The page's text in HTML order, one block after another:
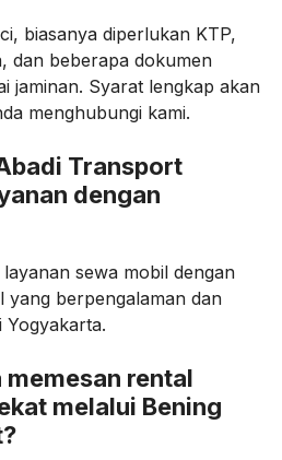
biasanya diperlukan KTP,
dan beberapa dokumen
jaminan. Syarat lengkap akan
menghubungi kami.
Transport
dengan
sewa mobil dengan
yang berpengalaman dan
Yogyakarta.
rental
melalui Bening